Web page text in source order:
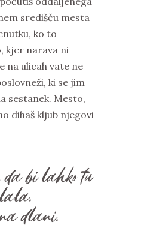
središču mesta
ko to
kjer narava ni
na ulicah vate ne
ki se jim
sestanek. Mesto,
dihaš kljub njegovi
bi lahko tu
dlani.